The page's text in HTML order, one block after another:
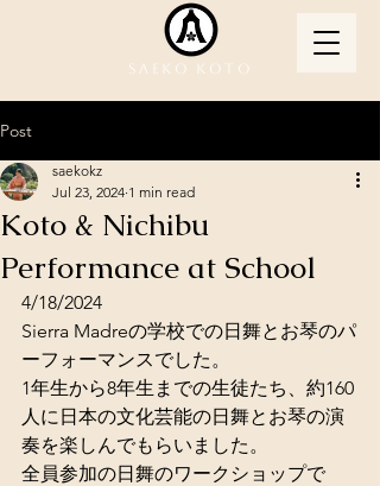
Saeko Koto
Post
Koto & Nichibu
Performance at School
saekokz
Jul 23, 2024 1 min read
4/18/2024
Sierra Madreの学校での日舞とお琴のパ
ーフォーマンスでした。
1年生から8年生までの生徒たち、約160
人に日本の文化芸能の日舞とお琴の演
奏を楽しんでもらいました。
全員参加の日舞のワークショップで